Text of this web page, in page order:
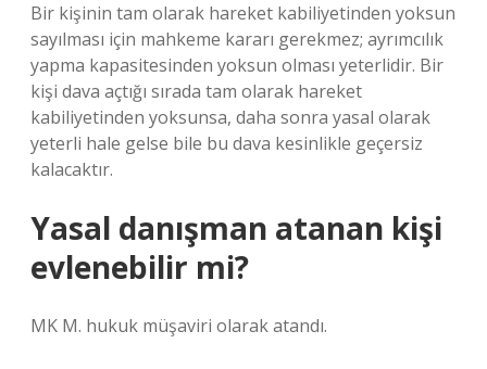
Bir kişinin tam olarak hareket kabiliyetinden yoksun
sayılması için mahkeme kararı gerekmez; ayrımcılık
yapma kapasitesinden yoksun olması yeterlidir. Bir
kişi dava açtığı sırada tam olarak hareket
kabiliyetinden yoksunsa, daha sonra yasal olarak
yeterli hale gelse bile bu dava kesinlikle geçersiz
kalacaktır.
Yasal danışman atanan kişi
evlenebilir mi?
MK M. hukuk müşaviri olarak atandı.